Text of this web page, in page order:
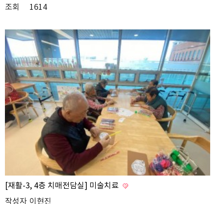
조회
1614
[재활-3, 4층 치매전담실] 미술치료
작성자 이현진